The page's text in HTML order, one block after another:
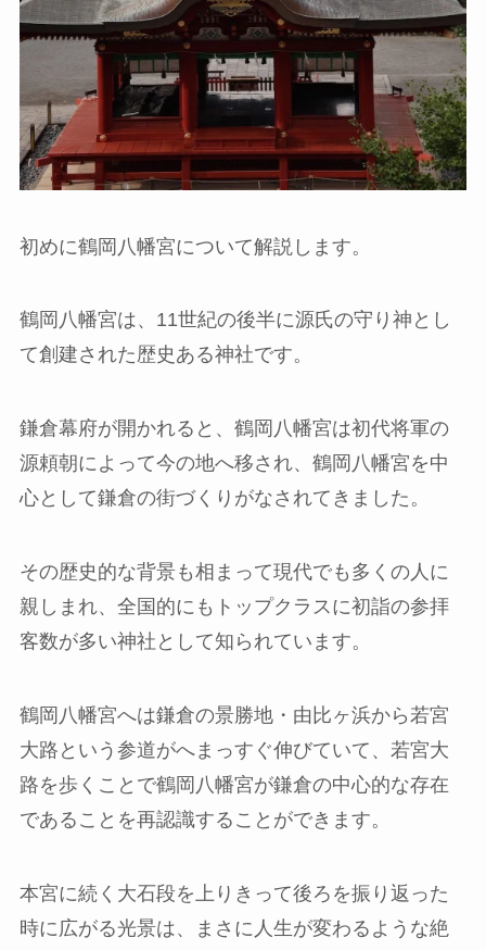
初めに鶴岡八幡宮について解説します。
鶴岡八幡宮は、11世紀の後半に源氏の守り神とし
て創建された歴史ある神社です。
鎌倉幕府が開かれると、鶴岡八幡宮は初代将軍の
源頼朝によって今の地へ移され、鶴岡八幡宮を中
心として鎌倉の街づくりがなされてきました。
その歴史的な背景も相まって現代でも多くの人に
親しまれ、全国的にもトップクラスに初詣の参拝
客数が多い神社として知られています。
鶴岡八幡宮へは鎌倉の景勝地・由比ヶ浜から若宮
大路という参道がへまっすぐ伸びていて、若宮大
路を歩くことで鶴岡八幡宮が鎌倉の中心的な存在
であることを再認識することができます。
本宮に続く大石段を上りきって後ろを振り返った
時に広がる光景は、まさに人生が変わるような絶